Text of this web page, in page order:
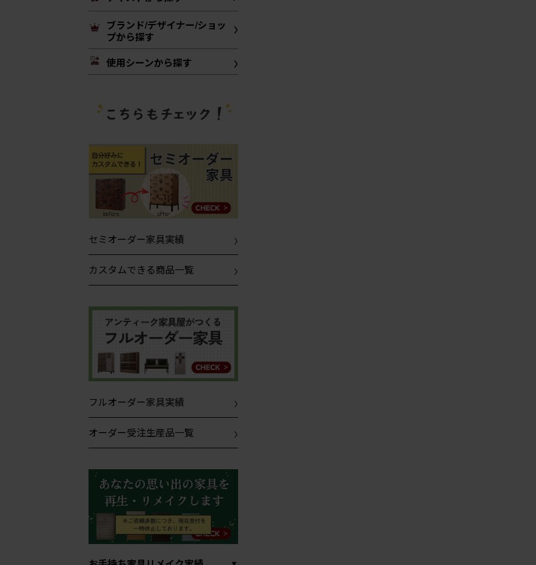
ブランド/デザイナー/ショッ
プから探す
使用シーンから探す
セミオーダー家具実績
カスタムできる商品一覧
フルオーダー家具実績
オーダー受注生産品一覧